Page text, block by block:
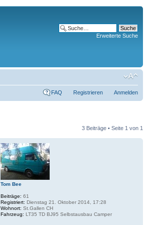
Erweiterte Suche
FAQ Registrieren Anmelden
3 Beiträge • Seite 1 von 1
Tom Bee
Beiträge: 61
Registriert: Dienstag 21. Oktober 2014, 17:28
Wohnort: St.Gallen CH
Fahrzeug: LT35 TD BJ95 Selbstausbau Camper